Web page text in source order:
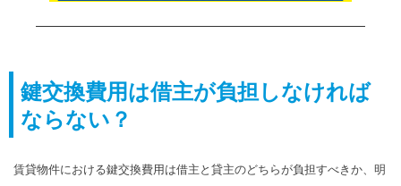
鍵交換費用は借主が負担しなければ
ならない？
賃貸物件における鍵交換費用は借主と貸主のどちらが負担すべきか、明